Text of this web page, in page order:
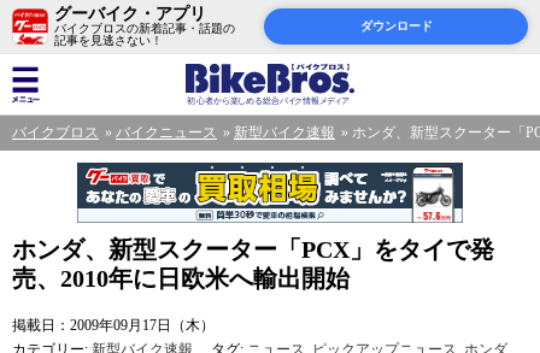
グーバイク・アプリ
バイクブロスの新着記事・話題の
記事を見逃さない！
ダウンロード
バイクブロス バイクニュース 新型バイク速報 ホンダ、新型スクーター「
ホンダ、新型スクーター「PCX」をタイで発
売、2010年に日欧米へ輸出開始
掲載日：2009年09月17日（木）
カテゴリー: 新型バイク速報 タグ: ニュース, ピックアップニュース, ホンダ,